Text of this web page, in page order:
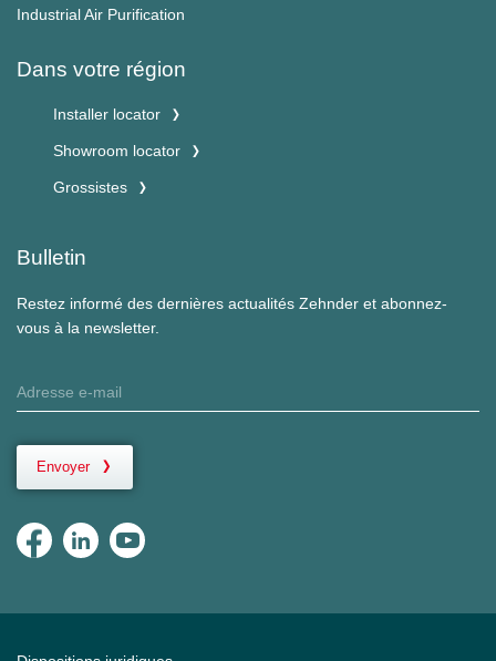
Industrial Air Purification
Dans votre région
Installer locator
Showroom locator
Grossistes
Bulletin
Restez informé des dernières actualités Zehnder et abonnez-
vous à la newsletter.
Envoyer